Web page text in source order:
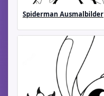
Spiderman Ausmalbilder